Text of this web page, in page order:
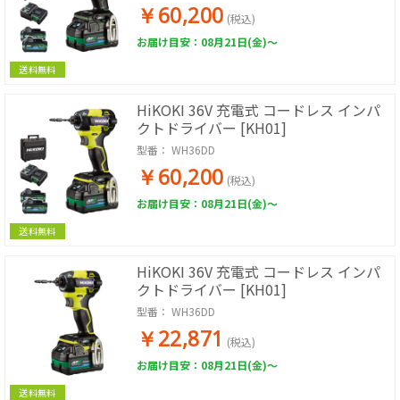
送料無料
￥60,200 (税込)
お届け目安：08月21日(金)～
送料無料
HiKOKI 36V 充電式 コードレス インパ
クトドライバー [KH01]
型番： WH36DD
￥60,200 (税込)
お届け目安：08月21日(金)～
送料無料
HiKOKI 36V 充電式 コードレス インパ
クトドライバー [KH01]
型番： WH36DD
￥22,871 (税込)
お届け目安：08月21日(金)～